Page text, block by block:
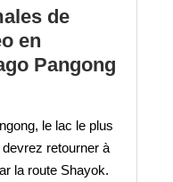
de
en
Pangong
le lac le plus
retourner à
la route Shayok.